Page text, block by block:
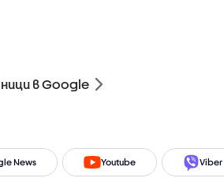
в Google
News Youtube Viber